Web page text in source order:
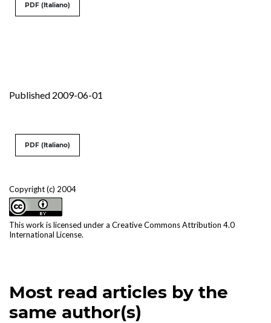
PDF (Italiano)
Published 2009-06-01
Copyright (c) 2004
This work is licensed under a Creative Commons Attribution 4.0
International License.
PDF (Italiano)
Most read articles by the
same author(s)